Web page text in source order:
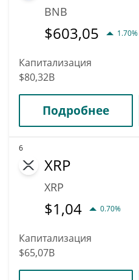
BNB
$603,05 1.70%
Капитализация
$80,32B
Подробнее
6
XRP
XRP
$1,04 0.70%
Капитализация
$65,07B